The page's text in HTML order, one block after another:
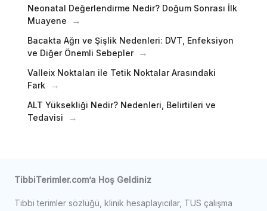
Neonatal Değerlendirme Nedir? Doğum Sonrası İlk
Muayene
Bacakta Ağrı ve Şişlik Nedenleri: DVT, Enfeksiyon
ve Diğer Önemli Sebepler
Valleix Noktaları ile Tetik Noktalar Arasındaki
Fark
ALT Yüksekliği Nedir? Nedenleri, Belirtileri ve
Tedavisi
TibbiTerimler.com’a Hoş Geldiniz
Tıbbi terimler sözlüğü, klinik hesaplayıcılar, TUS çalışma